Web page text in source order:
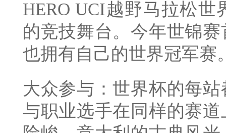
HERO UCI越野马拉松
的竞技舞台。今年世锦
也拥有自己的世界冠军赛
大众参与：世界杯的每
与职业选手在同样的赛